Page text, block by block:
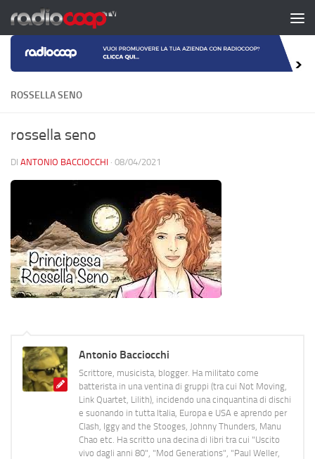
Salta al contenuto
ROSSELLA SENO
rossella seno
DI ANTONIO BACCIOCCHI · 08/04/2021
Antonio Bacciocchi
Scrittore, musicista, blogger. Ha militato come
batterista in una ventina di gruppi (tra cui Not Moving,
Link Quartet, Lilith), incidendo una cinquantina di dischi
e suonando in tutta Italia, Europa e USA e aprendo per
Clash, Iggy and the Stooges, Johnny Thunders, Manu
Chao etc. Ha scritto una decina di libri tra cui "Uscito
vivo dagli anni 80", "Mod Generations", "Paul Weller,